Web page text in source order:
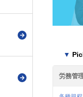
▼
労務管